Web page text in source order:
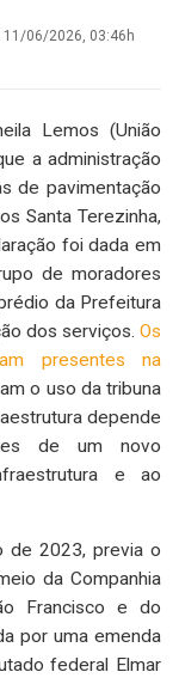
11/06/2026, 03:46h
Lemos (União
a administração
de pavimentação
Santa Terezinha,
foi dada em
de moradores
da Prefeitura
dos serviços. Os
presentes na
o uso da tribuna
depende
de um novo
e ao
de 2023, previa o
da Companhia
Francisco e do
por uma emenda
federal Elmar